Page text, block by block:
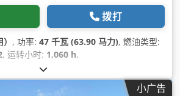
拨打
, 功率: 47 千瓦 (63.90 马力), 燃油类型:
, 运转小时: 1,060 h,
小广告